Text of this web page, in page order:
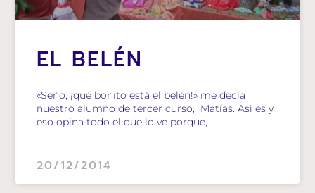
EL BELÉN
«Seño, ¡qué bonito está el belén!» me decía
nuestro alumno de tercer curso, Matías. Asì es y
eso opina todo el que lo ve porque,
20/12/2014